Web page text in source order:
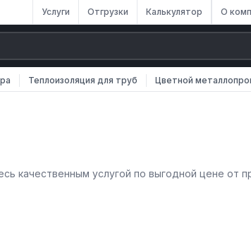
Услуги Отгрузки Калькулятор О
Теплоизоляция для труб Цветной
качественным услугой по выгодной цене от